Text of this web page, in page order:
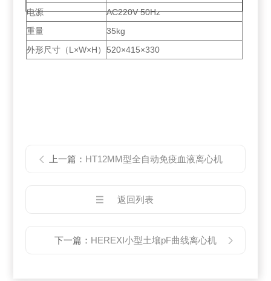
电源
AC220V 50Hz
重量
35kg
外形尺寸（L×W×H） 520×415×330
上一篇： HT12MM型全自动免疫血液离心机
返回列表
下一篇： HEREXI小型土壤pF曲线离心机